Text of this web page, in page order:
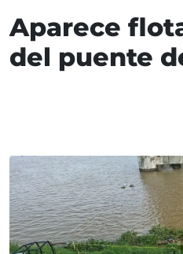
Aparece
del puente